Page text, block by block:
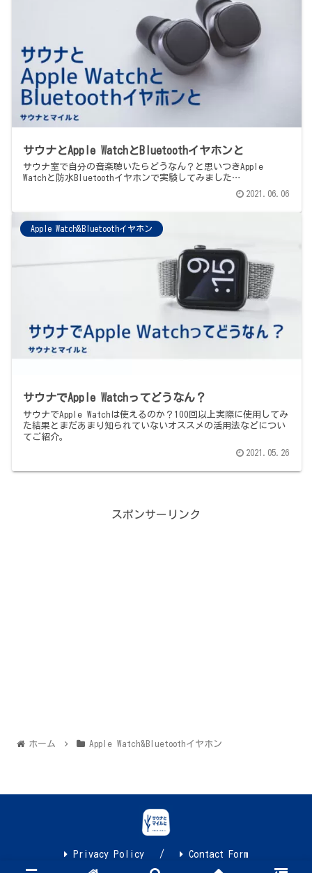
サウナとApple WatchとBluetoothイヤホンと
サウナ室で自分の音楽聴いたらどうなん？と思いつきApple
Watchと防水Bluetoothイヤホンで実験してみました…
2021.06.06
Apple Watch&Bluetoothイヤホン
サウナでApple Watchってどうなん？
サウナでApple Watchは使えるのか？100回以上実際に使用してみ
た結果とまだあまり知られていないオススメの活用法などについ
てご紹介。
2021.05.26
スポンサーリンク
ホーム Apple Watch&Bluetoothイヤホン
Privacy Policy Contact Form